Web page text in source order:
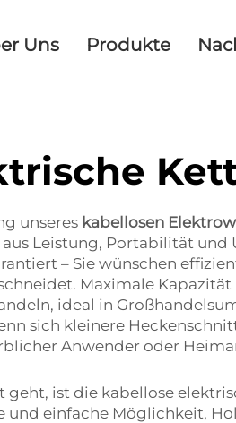
Uns Produkte
unseres kabellosen
Leistung, Portabilität
– Sie wünschen
Maximale
ideal in
sich kleinere
Anwender oder
ist die kabellose
einfache Möglichkeit,